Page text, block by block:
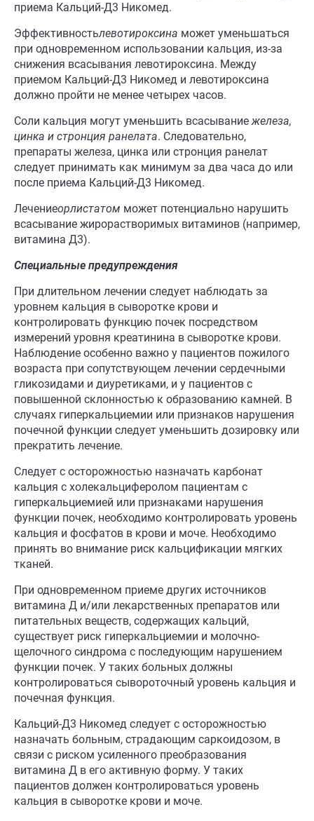
приема Кальций-Д3 Никомед.
Эффективностьлевотироксина может уменьшаться
при одновременном использовании кальция, из-за
снижения всасывания левотироксина. Между
приемом Кальций-Д3 Никомед и левотироксина
должно пройти не менее четырех часов.
Соли кальция могут уменьшить всасываниежелеза,
цинка и стронция ранелата. Следовательно,
препараты железа, цинка или стронция ранелат
следует принимать как минимум за два часа до или
после приема Кальций-Д3 Никомед.
Лечениеорлистатом может потенциально нарушить
всасывание жирорастворимых витаминов (например,
витамина Д3).
Специальные предупреждения
При длительном лечении следует наблюдать за
уровнем кальция в сыворотке крови и
контролировать функцию почек посредством
измерений уровня креатинина в сыворотке крови.
Наблюдение особенно важно у пациентов пожилого
возраста при сопутствующем лечении сердечными
гликозидами и диуретиками, и у пациентов с
повышенной склонностью к образованию камней. В
случаях гиперкальциемии или признаков нарушения
почечной функции следует уменьшить дозировку или
прекратить лечение.
Следует с осторожностью назначать карбонат
кальция с холекальциферолом пациентам с
гиперкальциемией или признаками нарушения
функции почек, необходимо контролировать уровень
кальция и фосфатов в крови и моче. Необходимо
принять во внимание риск кальцификации мягких
тканей.
При одновременном приеме других источников
витамина Д и/или лекарственных препаратов или
питательных веществ, содержащих кальций,
существует риск гиперкальциемии и молочно-
щелочного синдрома с последующим нарушением
функции почек. У таких больных должны
контролироваться сывороточный уровень кальция и
почечная функция.
Кальций-Д3 Никомед следует с осторожностью
назначать больным, страдающим саркоидозом, в
связи с риском усиленного преобразования
витамина Д в его активную форму. У таких
пациентов должен контролироваться уровень
кальция в сыворотке крови и моче.